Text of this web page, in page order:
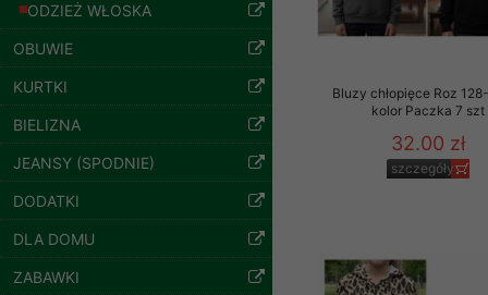
ODZIEŻ WŁOSKA
OBUWIE
KURTKI
BIELIZNA
JEANSY (SPODNIE)
DODATKI
DLA DOMU
ZABAWKI
Bluzy damskie Roz
L-3XL. 1 kolor.
Paczka 10 szt
Bluzy chłopięce Roz
kolor Paczka 7 szt
32.00 zł
szczegóły
znajdziesz
Jeżeli klikniesz
Sp. z o.o.
Wyrażenie zgody jest
wpływa na zgodność
podejmowaniu
danych osobowych)